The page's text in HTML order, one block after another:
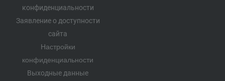
конфиденциальности
Заявление о доступности
сайта
Настройки
конфиденциальности
Выходные данные